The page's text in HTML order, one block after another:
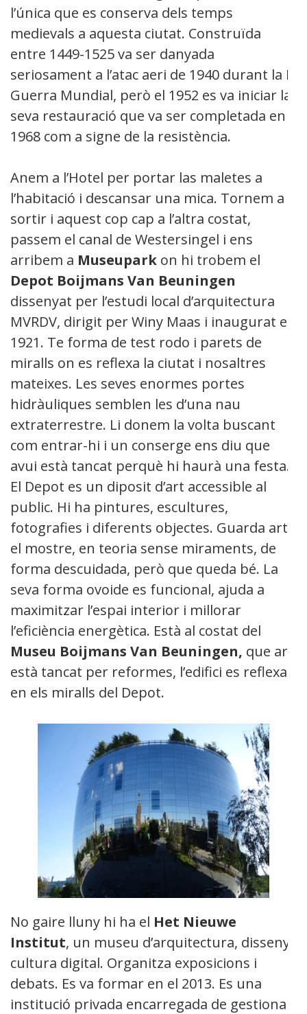
l’única que es conserva dels temps
medievals a aquesta ciutat. Construïda
entre 1449-1525 va ser danyada
seriosament a l’atac aeri de 1940 durant la II
Guerra Mundial, però el 1952 es va iniciar la
seva restauració que va ser completada en
1968 com a signe de la resistència.
Anem a l’Hotel per portar las maletes a
l’habitació i descansar una mica. Tornem a a
sortir i aquest cop cap a l’altra costat,
passem el canal de Westersingel i ens
arribem a Museupark on hi trobem el
Depot Boijmans Van Beuningen
dissenyat per l’estudi local d’arquitectura
MVRDV, dirigit per Winy Maas i inaugurat el
1921. Te forma de test rodo i parets de
miralls on es reflexa la ciutat i nosaltres
mateixes. Les seves enormes portes
hidràuliques semblen les d’una nau
extraterrestre. Li donem la volta buscant
com entrar-hi i un conserge ens diu que
avui està tancat perquè hi haurà una festa.
El Depot es un diposit d’art accessible al
public. Hi ha pintures, escultures,
fotografies i diferents objectes. Guarda art i
el mostre, en teoria sense miraments, de
forma descuidada, però que queda bé. La
seva forma ovoide es funcional, ajuda a
maximitzar l’espai interior i millorar
l’eficiència energètica. Està al costat del
Museu Boijmans Van Beuningen, que ara
està tancat per reformes, l’edifici es reflexa
en els miralls del Depot.
No gaire lluny hi ha el Het Nieuwe
Institut, un museu d’arquitectura, disseny i
cultura digital. Organitza exposicions i
debats. Es va formar en el 2013. Es una
institució privada encarregada de gestionar